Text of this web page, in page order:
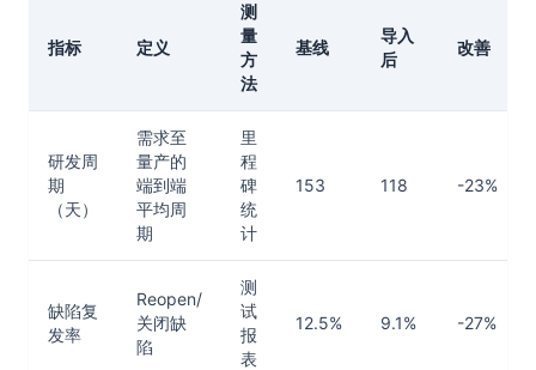
指标 定义
测
量
方
法
基线
导入
后
改善
研发周
期
（天）
需求至
量产的
端到端
平均周
期
里
程
碑
统
计
153 118 -23%
缺陷复
发率
Reopen/
关闭缺
陷
测
试
报
表
12.5% 9.1% -27%